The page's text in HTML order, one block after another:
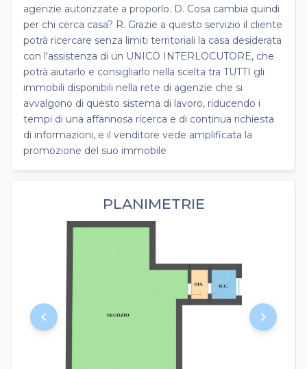
agenzie autorizzate a proporlo. D. Cosa cambia quindi
per chi cerca casa? R. Grazie a questo servizio il cliente
potrà ricercare senza limiti territoriali la casa desiderata
con l'assistenza di un UNICO INTERLOCUTORE, che
potrà aiutarlo e consigliarlo nella scelta tra TUTTI gli
immobili disponibili nella rete di agenzie che si
avvalgono di questo sistema di lavoro, riducendo i
tempi di una affannosa ricerca e di continua richiesta
di informazioni, e il venditore vede amplificata la
promozione del suo immobile
PLANIMETRIE
keyboard_arrow_left keyboard_arrow_right